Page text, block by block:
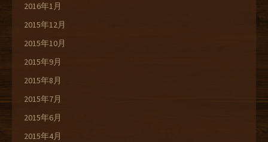
2016年1月
2015年12月
2015年10月
2015年9月
2015年8月
2015年7月
2015年6月
2015年4月